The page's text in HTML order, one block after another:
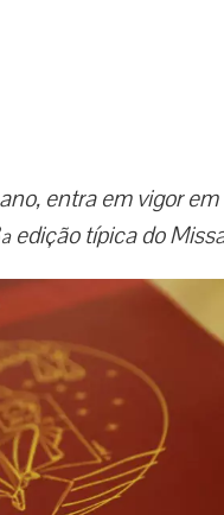
entra em vigor
edição típica do